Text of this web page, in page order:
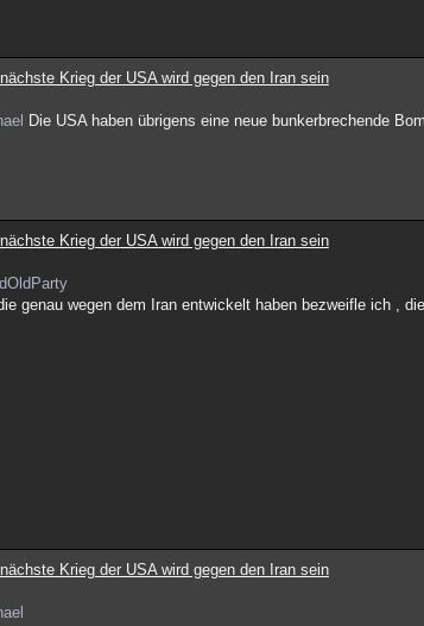
Krieg der USA wird gegen den Iran sein
Die USA haben übrigens eine neue bunkerbrechende
Krieg der USA wird gegen den Iran sein
genau wegen dem Iran entwickelt haben bezweifle ich ,
Krieg der USA wird gegen den Iran sein